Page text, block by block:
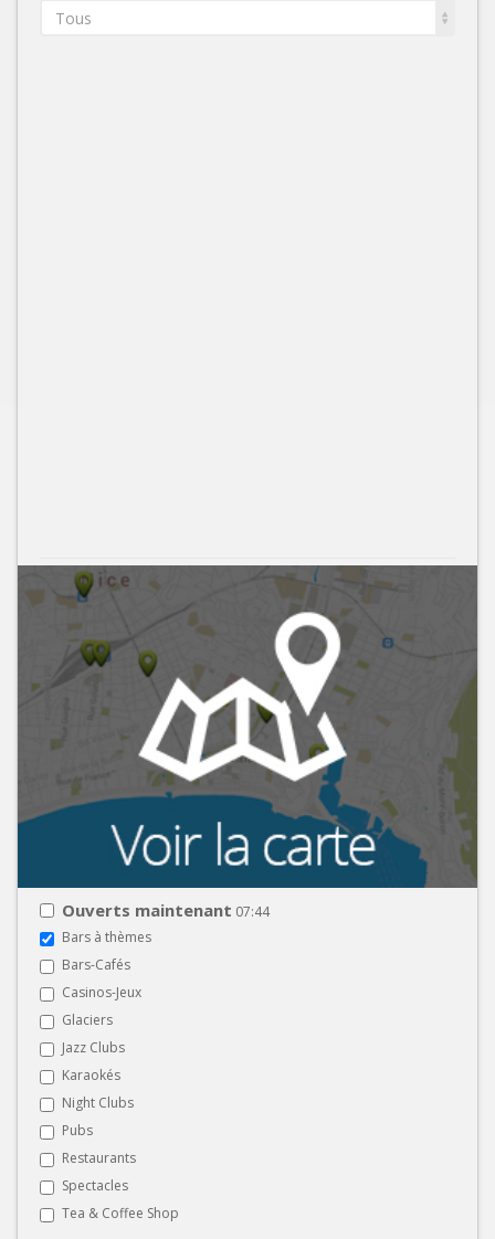
Tous
Ouverts maintenant 07:44
Bars à thèmes
Bars-Cafés
Casinos-Jeux
Glaciers
Jazz Clubs
Karaokés
Night Clubs
Pubs
Restaurants
Spectacles
Tea & Coffee Shop